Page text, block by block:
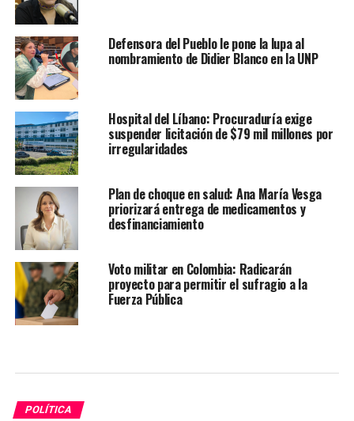
Defensora del Pueblo le pone la lupa al
nombramiento de Didier Blanco en la UNP
Hospital del Líbano: Procuraduría exige
suspender licitación de $79 mil millones por
irregularidades
Plan de choque en salud: Ana María Vesga
priorizará entrega de medicamentos y
desfinanciamiento
Voto militar en Colombia: Radicarán
proyecto para permitir el sufragio a la
Fuerza Pública
POLÍTICA